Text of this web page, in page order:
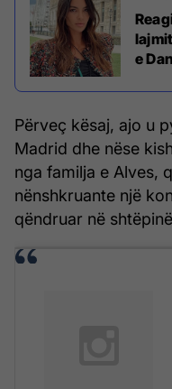
e
Përveç kësaj, ajo u
Madrid dhe nëse
nga familja e Alves,
nënshkruante një
qëndruar në